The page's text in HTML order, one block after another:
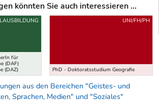
könnten Sie auch interessieren ...
für
(DAF)
(DAZ)
PhD - Doktoratsstudium Geografie
UNI/FH/PH
aus den Bereichen "Geistes- und
Sprachen, Medien" und "Soziales"